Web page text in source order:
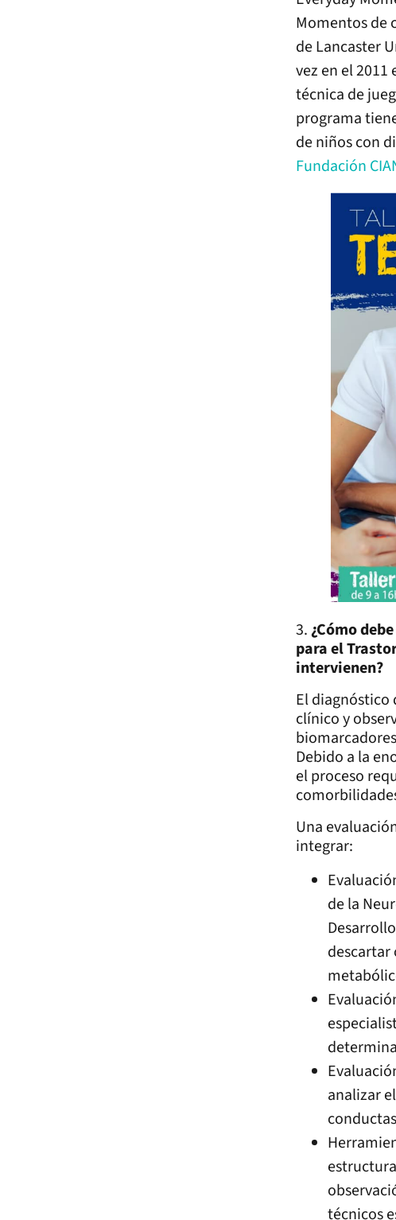
Momentos de
de Lancaster
vez en el
técnica de
programa
de niños con
Fundación
3.¿Cómo
para el
intervienen?
El diagnóstico
clínico y
Debido a la
el proceso
Una
integrar:
de la
descartar
analizar
técnicos